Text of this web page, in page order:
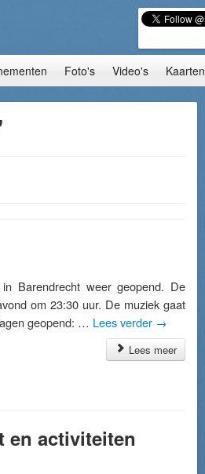
Foto's Video's Kaarten
Barendrecht weer geopend. De
om 23:30 uur. De muziek gaat
geopend: … Lees verder →
Lees meer
en activiteiten